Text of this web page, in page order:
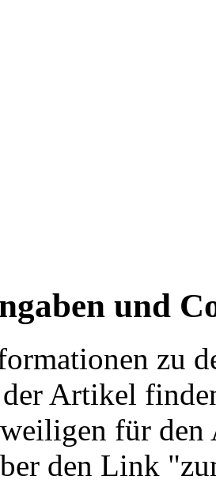
und
zu
Artikel
für
den Link